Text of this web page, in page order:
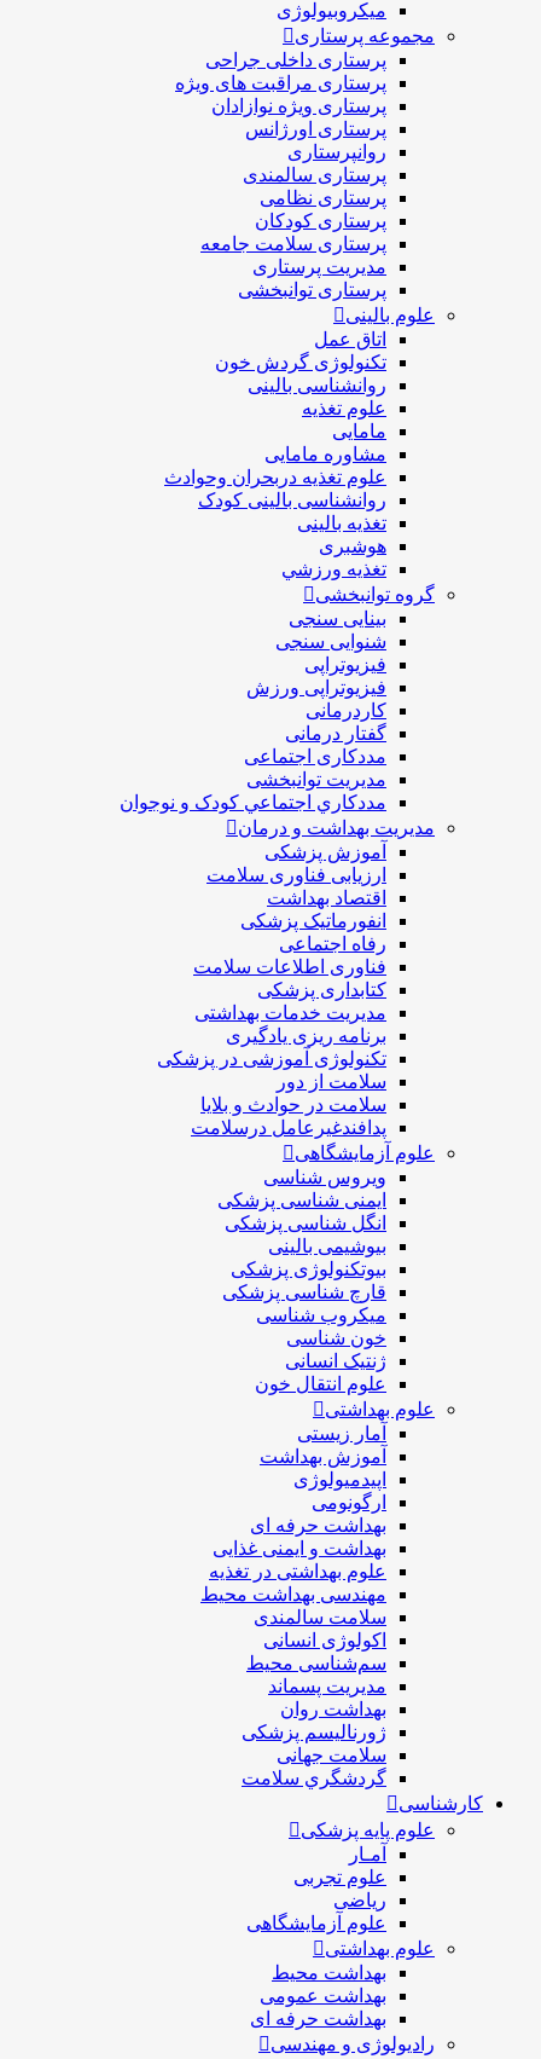
میکروبیولوژی
مجموعه پرستاری
پرستاری داخلی جراحی
پرستاری مراقبت های ويژه
پرستاری ويژه نوازادان
پرستاری اورژانس
روانپرستاری
پرستاری سالمندی
پرستاری نظامی
پرستاری کودکان
پرستاری سلامت جامعه
مدیریت پرستاری
پرستاری توانبخشی
علوم بالینی
اتاق عمل
تکنولوژی گردش خون
روانشناسی بالینی
علوم تغذیه
مامایی
مشاوره مامایی
علوم تغذیه دربحران وحوادث
روانشناسی بالینی کودک
تغذیه بالینی
هوشبری
تغذيه ورزشي
گروه توانبخشی
بینایی سنجی
شنوایی سنجی
فیزیوتراپی
فیزیوتراپی ورزش
کاردرمانی
گفتار درمانی
مددکاری اجتماعی
مديريت توانبخشی
مددکاري اجتماعي کودک و نوجوان
مدیریت بهداشت و درمان
آموزش پزشکی
ارزیابی فناوری سلامت
اقتصاد بهداشت
انفورماتیک پزشکی
رفاه اجتماعی
فناوری اطلاعات سلامت
کتابداری پزشکی
مديريت خدمات بهداشتی
برنامه ریزی یادگیری
تکنولوژی آموزشی در پزشکی
سلامت از دور
سلامت در حوادث و بلایا
پدافندغیرعامل درسلامت
علوم آزمایشگاهی
ویروس شناسی
ایمنی شناسی پزشكی
انگل شناسی پزشکی
بیوشیمی بالینی
بیوتکنولوژی پزشکی
قارچ شناسی پزشکی
ميكروب شناسی
خون شناسی
ژنتیک انسانی
علوم انتقال خون
علوم بهداشتی
آمار زیستی
آموزش بهداشت
اپیدمیولوژی
ارگونومی
بهداشت حرفه ای
بهداشت و ایمنی غذایی
علوم بهداشتی در تغذیه
مهندسی بهداشت محيط
سلامت سالمندی
اکولوژی انسانی
سم‌شناسی محیط
مدیریت پسماند
بهداشت روان
ژورنالیسم پزشکی
سلامت جهانی
گردشگري سلامت
کارشناسی
علوم پایه پزشکی
آمـار
علوم تجربی
ریاضی
علوم آزمایشگاهی
علوم بهداشتی
بهداشت محیط
بهداشت عمومی
بهداشت حرفه ای
رادیولوژی و مهندسی